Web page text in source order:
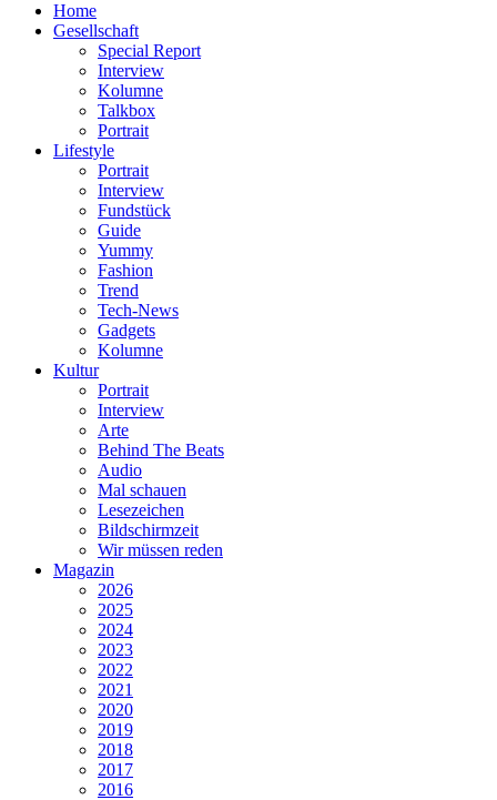
Home
Gesellschaft
Special Report
Interview
Kolumne
Talkbox
Portrait
Lifestyle
Portrait
Interview
Fundstück
Guide
Yummy
Fashion
Trend
Tech-News
Gadgets
Kolumne
Kultur
Portrait
Interview
Arte
Behind The Beats
Audio
Mal schauen
Lesezeichen
Bildschirmzeit
Wir müssen reden
Magazin
2026
2025
2024
2023
2022
2021
2020
2019
2018
2017
2016